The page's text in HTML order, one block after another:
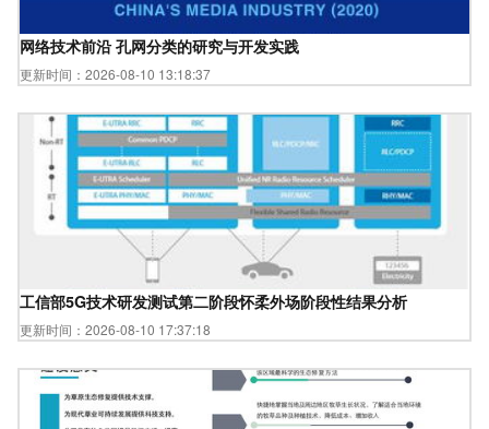
网络技术前沿 孔网分类的研究与开发实践
更新时间：2026-08-10 13:18:37
工信部5G技术研发测试第二阶段怀柔外场阶段性结果分析
更新时间：2026-08-10 17:37:18